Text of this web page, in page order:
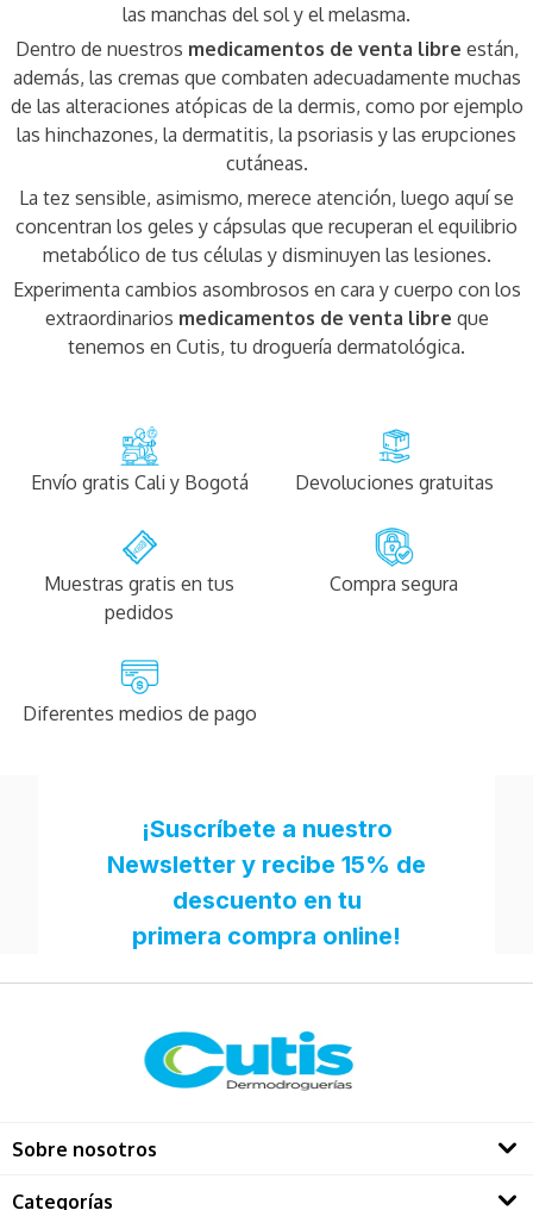
las manchas del sol y el melasma.
Dentro de nuestros medicamentos de venta libre están,
además, las cremas que combaten adecuadamente muchas
de las alteraciones atópicas de la dermis, como por ejemplo
las hinchazones, la dermatitis, la psoriasis y las erupciones
cutáneas.
La tez sensible, asimismo, merece atención, luego aquí se
concentran los geles y cápsulas que recuperan el equilibrio
metabólico de tus células y disminuyen las lesiones.
Experimenta cambios asombrosos en cara y cuerpo con los
extraordinarios medicamentos de venta libre que
tenemos en Cutis, tu droguería dermatológica.
Envío gratis Cali y Bogotá Devoluciones gratuitas
Muestras gratis en tus
pedidos
Compra segura
Diferentes medios de pago
Sobre nosotros
Quienes somos
Categorías